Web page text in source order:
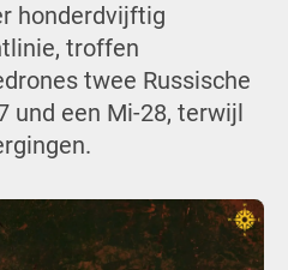
honderdvijftig
troffen
twee Russische
und een Mi-28, terwijl